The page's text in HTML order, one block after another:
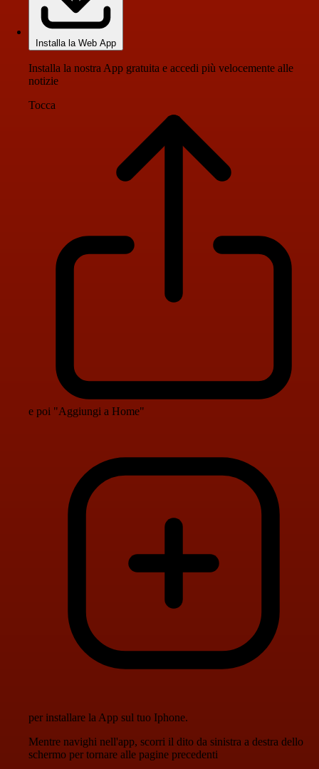
Installa la Web App
Installa la nostra App gratuita e accedi più velocemente alle
notizie
Tocca
e poi "Aggiungi a Home"
per installare la App sul tuo Iphone.
Mentre navighi nell'app, scorri il dito da sinistra a destra dello
schermo per tornare alle pagine precedenti